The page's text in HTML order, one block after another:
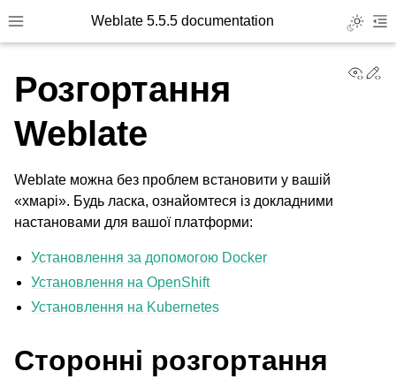
Toggle site navigation sidebar
Weblate 5.5.5 documentation Toggle
Розгортання
Weblate
Weblate можна без проблем встановити у вашій
«хмарі». Будь ласка, ознайомтеся із докладними
настановами для вашої платформи:
Установлення за допомогою Docker
Установлення на OpenShift
Установлення на Kubernetes
Сторонні розгортання